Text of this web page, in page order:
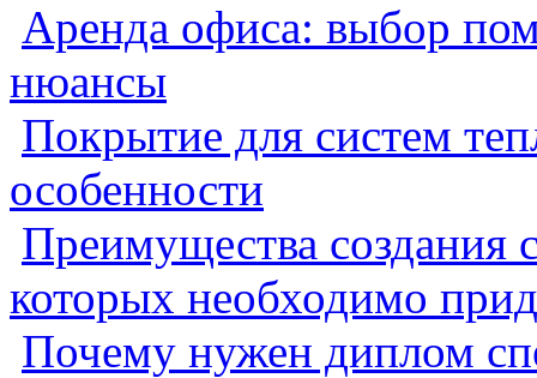
Аренда офиса: выбор
нюансы
Покрытие для систем
особенности
Преимущества создания
которых необходимо
Почему нужен диплом